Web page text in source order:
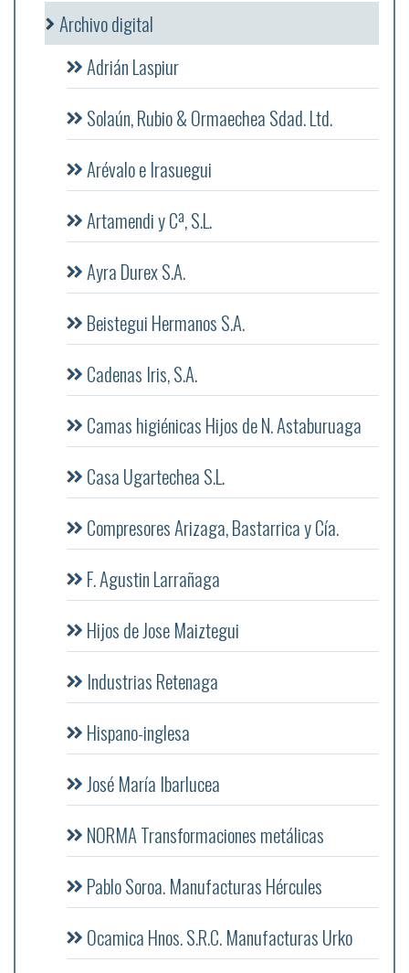
Archivo digital
Adrián Laspiur
Solaún, Rubio & Ormaechea Sdad. Ltd.
Arévalo e Irasuegui
Artamendi y Cª, S.L.
Ayra Durex S.A.
Beistegui Hermanos S.A.
Cadenas Iris, S.A.
Camas higiénicas Hijos de N. Astaburuaga
Casa Ugartechea S.L.
Compresores Arizaga, Bastarrica y Cía.
F. Agustin Larrañaga
Hijos de Jose Maiztegui
Industrias Retenaga
Hispano-inglesa
José María Ibarlucea
NORMA Transformaciones metálicas
Pablo Soroa. Manufacturas Hércules
Ocamica Hnos. S.R.C. Manufacturas Urko